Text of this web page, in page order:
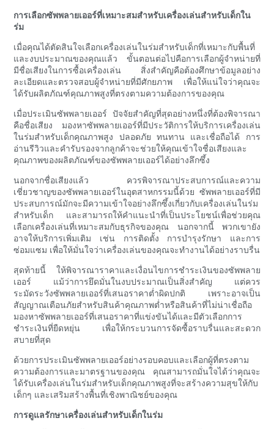
การเลือกซัพพลายเออร์ที่เหมาะสมสำหรับเครื่องเล่นสำหรับเด็กใน
ร่ม
เมื่อคุณได้ตัดสินใจเลือกเครื่องเล่นในร่มสำหรับเด็กที่เหมาะกับพื้นที่
และงบประมาณของคุณแล้ว ขั้นตอนต่อไปคือการเลือกผู้จำหน่ายที่
มีชื่อเสียงในการซื้อเครื่องเล่น สิ่งสำคัญคือต้องศึกษาข้อมูลอย่าง
ละเอียดและตรวจสอบผู้จำหน่ายที่มีศักยภาพ เพื่อให้แน่ใจว่าคุณจะ
ได้รับผลิตภัณฑ์คุณภาพสูงที่ตรงตามความต้องการของคุณ
เมื่อประเมินซัพพลายเออร์ ปัจจัยสำคัญที่สุดอย่างหนึ่งที่ต้องพิจารณา
คือชื่อเสียง มองหาซัพพลายเออร์ที่มีประวัติการให้บริการเครื่องเล่น
ในร่มสำหรับเด็กคุณภาพสูง ปลอดภัย ทนทาน และเชื่อถือได้ การ
อ่านรีวิวและคำรับรองจากลูกค้าจะช่วยให้คุณเข้าใจชื่อเสียงและ
คุณภาพของผลิตภัณฑ์ของซัพพลายเออร์ได้อย่างลึกซึ้ง
นอกจากชื่อเสียงแล้ว ควรพิจารณาประสบการณ์และความ
เชี่ยวชาญของซัพพลายเออร์ในอุตสาหกรรมนี้ด้วย ซัพพลายเออร์ที่มี
ประสบการณ์มักจะมีความเข้าใจอย่างลึกซึ้งเกี่ยวกับเครื่องเล่นในร่ม
สำหรับเด็ก และสามารถให้คำแนะนำที่เป็นประโยชน์เพื่อช่วยคุณ
เลือกเครื่องเล่นที่เหมาะสมกับธุรกิจของคุณ นอกจากนี้ พวกเขายัง
อาจให้บริการเพิ่มเติม เช่น การติดตั้ง การบำรุงรักษา และการ
ซ่อมแซม เพื่อให้มั่นใจว่าเครื่องเล่นของคุณจะทำงานได้อย่างราบรื่น
สุดท้ายนี้ ให้พิจารณาราคาและเงื่อนไขการชำระเงินของซัพพลาย
เออร์ แม้ว่าการยึดมั่นในงบประมาณเป็นสิ่งสำคัญ แต่ควร
ระมัดระวังซัพพลายเออร์ที่เสนอราคาต่ำผิดปกติ เพราะอาจเป็น
สัญญาณเตือนภัยสำหรับสินค้าคุณภาพต่ำหรือสินค้าที่ไม่น่าเชื่อถือ
มองหาซัพพลายเออร์ที่เสนอราคาที่แข่งขันได้และมีตัวเลือกการ
ชำระเงินที่ยืดหยุ่น เพื่อให้กระบวนการจัดซื้อราบรื่นและสะดวก
สบายที่สุด
ด้วยการประเมินซัพพลายเออร์อย่างรอบคอบและเลือกผู้ที่ตรงตาม
ความต้องการและมาตรฐานของคุณ คุณสามารถมั่นใจได้ว่าคุณจะ
ได้รับเครื่องเล่นในร่มสำหรับเด็กคุณภาพสูงที่จะสร้างความสุขให้กับ
เด็กๆ และเสริมสร้างพื้นที่เชิงพาณิชย์ของคุณ
การดูแลรักษาเครื่องเล่นสำหรับเด็กในร่ม